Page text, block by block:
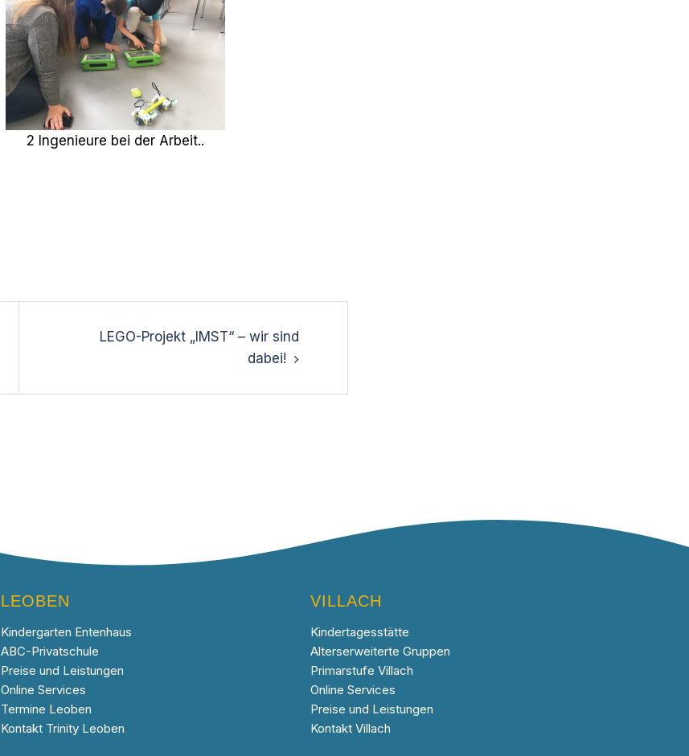
2 Ingenieure bei der Arbeit..
LEGO-Projekt „IMST“ – wir sind
dabei!
LEOBEN
Kindergarten Entenhaus
ABC-Privatschule
Preise und Leistungen
Online Services
Termine Leoben
Kontakt Trinity Leoben
VILLACH
Kindertagesstätte
Alterserweiterte Gruppen
Primarstufe Villach
Online Services
Preise und Leistungen
Kontakt Villach